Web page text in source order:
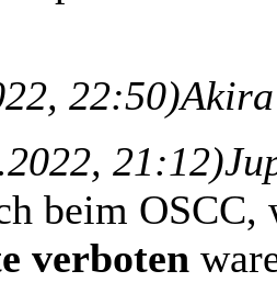
22:50)
21:12)
beim OSCC,
verboten